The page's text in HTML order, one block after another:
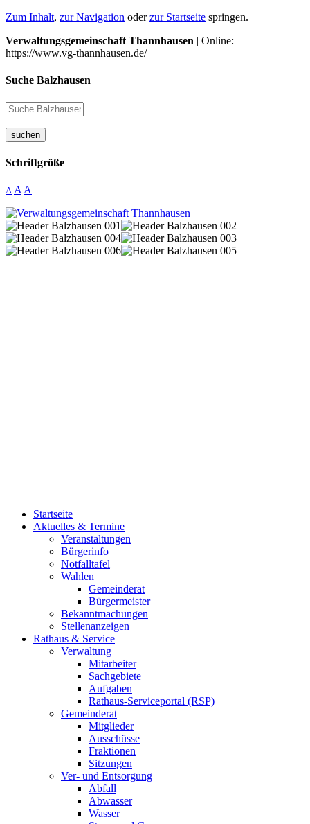
Zum Inhalt, zur Navigation oderzur Startseite springen.
Verwaltungsgemeinschaft Thannhausen | Online:
https://www.vg-thannhausen.de/
Suche Balzhausen
suchen
Schriftgröße
A A A
Startseite
Aktuelles & Termine
Veranstaltungen
Bürgerinfo
Notfalltafel
Wahlen
Gemeinderat
Bürgermeister
Bekanntmachungen
Stellenanzeigen
Rathaus & Service
Verwaltung
Mitarbeiter
Sachgebiete
Aufgaben
Rathaus-Serviceportal (RSP)
Gemeinderat
Mitglieder
Ausschüsse
Fraktionen
Sitzungen
Ver- und Entsorgung
Abfall
Abwasser
Wasser